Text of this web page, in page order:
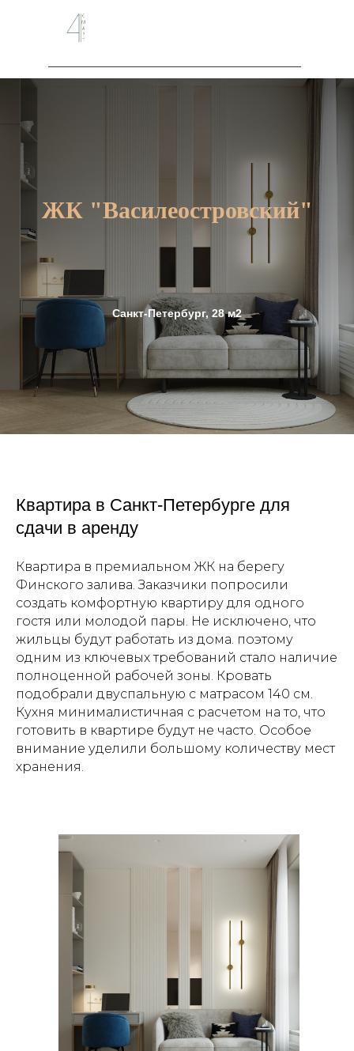
ЖК "Василеостровский"
Санкт-Петербург, 28 м2
Квартира в Санкт-Петербурге для
сдачи в аренду
Квартира в премиальном ЖК на берегу
Финского залива. Заказчики попросили
создать комфортную квартиру для одного
гостя или молодой пары. Не исключено, что
жильцы будут работать из дома. поэтому
одним из ключевых требований стало наличие
полноценной рабочей зоны. Кровать
подобрали двуспальную с матрасом 140 см.
Кухня минималистичная с расчетом на то, что
готовить в квартире будут не часто. Особое
внимание уделили большому количеству мест
хранения.